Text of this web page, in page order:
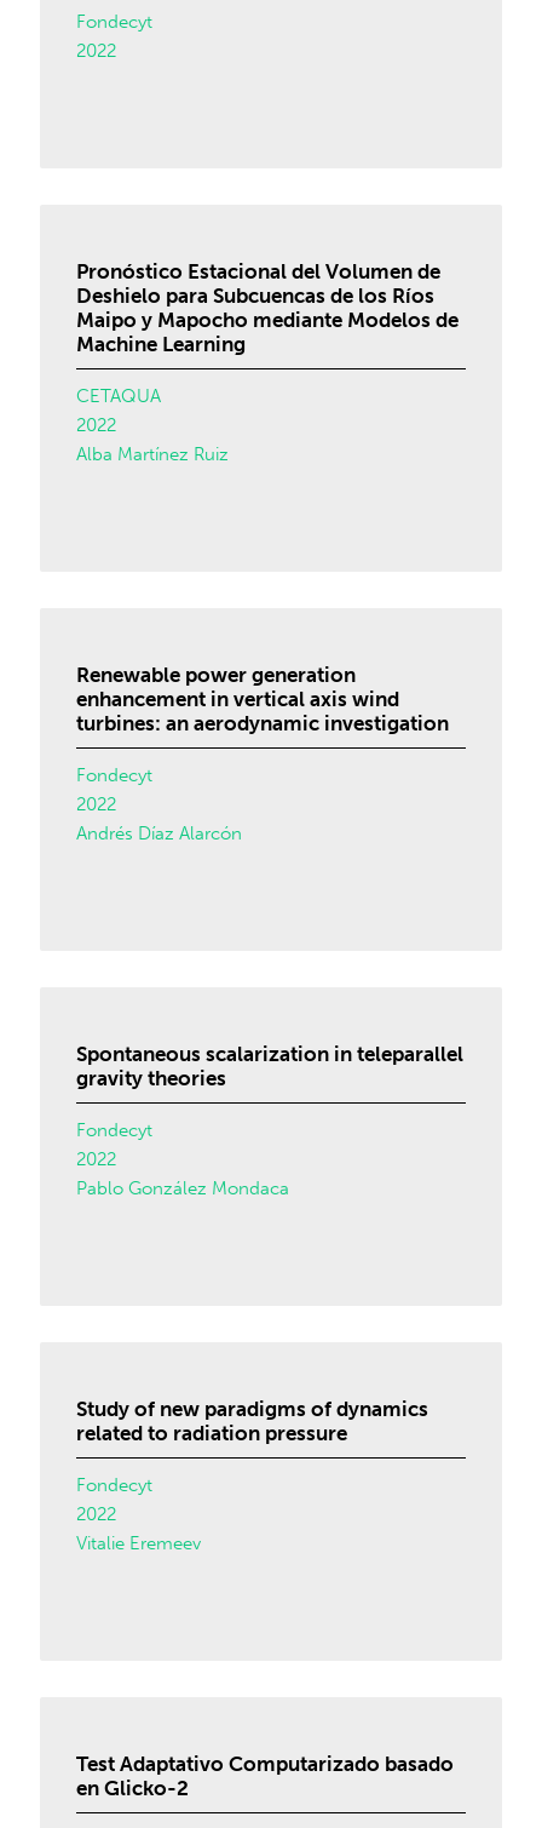
Fondecyt
2022
Pronóstico Estacional del Volumen de
Deshielo para Subcuencas de los Ríos
Maipo y Mapocho mediante Modelos de
Machine Learning
CETAQUA
2022
Alba Martínez Ruiz
Renewable power generation
enhancement in vertical axis wind
turbines: an aerodynamic investigation
Fondecyt
2022
Andrés Díaz Alarcón
Spontaneous scalarization in teleparallel
gravity theories
Fondecyt
2022
Pablo González Mondaca
Study of new paradigms of dynamics
related to radiation pressure
Fondecyt
2022
Vitalie Eremeev
Test Adaptativo Computarizado basado
en Glicko-2